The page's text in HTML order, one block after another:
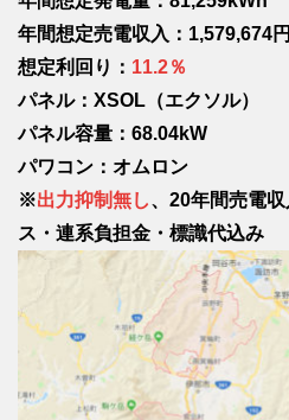
年間想定売電収入：1,579,674円
想定利回り： 11.2％
パネル：XSOL（エクソル）
パネル容量：68.04kW
パワコン：オムロン
※出力抑制無し、20年間売電
ス・連系負担金・標識代込み